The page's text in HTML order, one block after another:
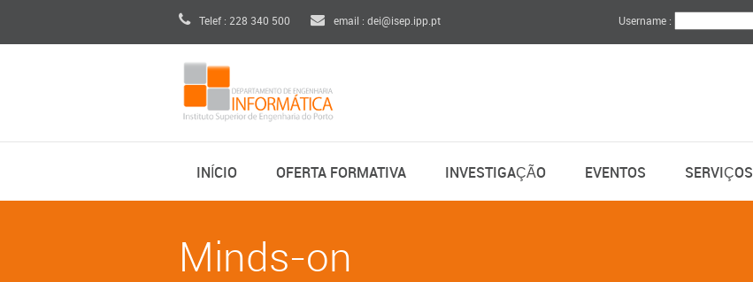
Telef : 228 340 500 email : dei@isep.ipp.pt Username :
INÍCIO OFERTA FORMATIVA INVESTIGAÇÃO EVENTOS SERVIÇOS
Minds-on